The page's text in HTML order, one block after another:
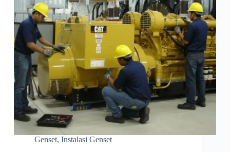
Genset, Instalasi Genset